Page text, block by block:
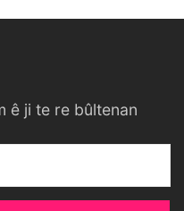
ê ji te re bûltenan